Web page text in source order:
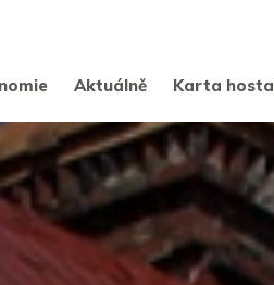
Aktuálně Karta hosta